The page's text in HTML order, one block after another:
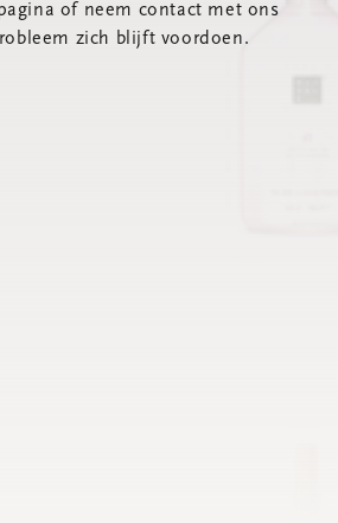
of neem contact met ons
zich blijft voordoen.